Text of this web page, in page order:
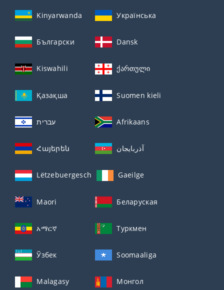
Kinyarwanda Українська
Български Dansk
Kiswahili ქართული
Қазақша Suomen kieli
עברית Afrikaans
Հայերեն آذربايجان
Lëtzebuergesch Gaeilge
Maori Беларуская
አማርኛ Туркмен
Ўзбек Soomaaliga
Malagasy Монгол